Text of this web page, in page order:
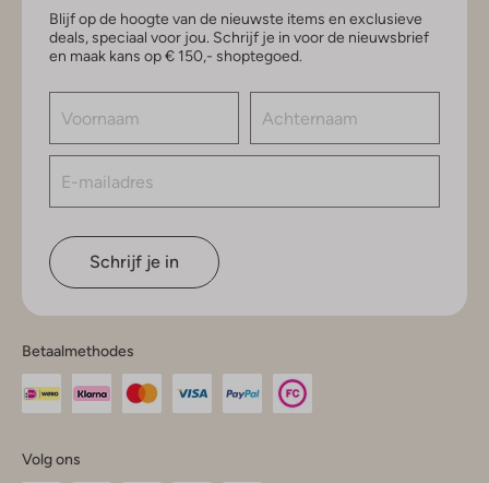
Blijf op de hoogte van de nieuwste items en exclusieve
deals, speciaal voor jou. Schrijf je in voor de nieuwsbrief
en maak kans op € 150,- shoptegoed.
Schrijf je in
Betaalmethodes
Volg ons